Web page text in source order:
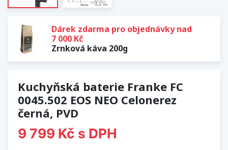
Dárek zdarma pro objednávky nad
7 000 Kč
Zrnková káva 200g
Kuchyňská baterie Franke FC
0045.502 EOS NEO Celonerez
černá, PVD
9 799 Kč s DPH